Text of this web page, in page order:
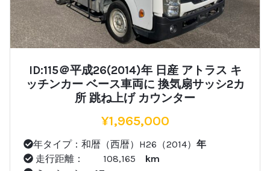
ID:115＠平成26(2014)年 日産 アトラス キ
ッチンカー ベース車両に 換気扇サッシ2カ
所 跳ね上げ カウンター
¥1,965,000
年タイプ：和暦（西暦）H26（2014） 年
走行距離： 108,165 km